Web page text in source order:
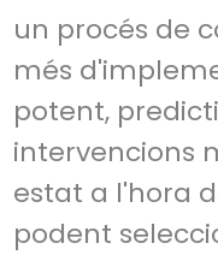
un procés de
més
potent,
intervencions
estat a l'hora
podent